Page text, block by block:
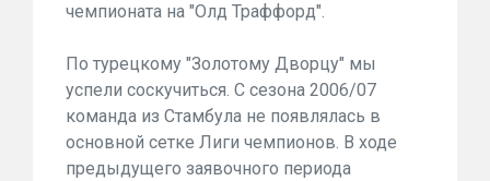
чемпионата на "Олд Траффорд".
По турецкому "Золотому Дворцу" мы
успели соскучиться. С сезона 2006/07
команда из Стамбула не появлялась в
основной сетке Лиги чемпионов. В ходе
предыдущего заявочного периода